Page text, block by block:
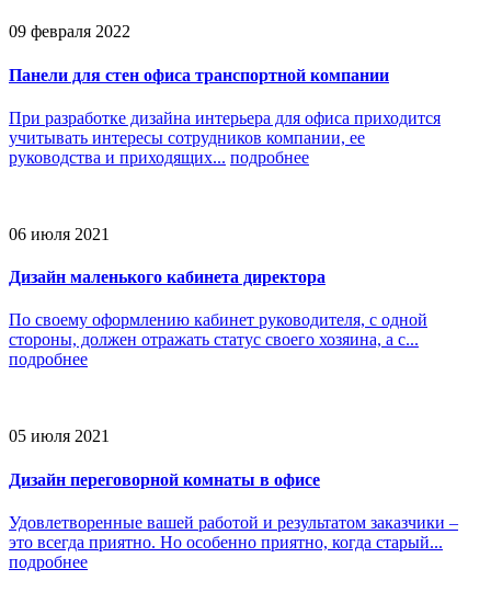
09 февраля 2022
Панели для стен офиса транспортной компании
При разработке дизайна интерьера для офиса приходится
учитывать интересы сотрудников компании, ее
руководства и приходящих... подробнее
06 июля 2021
Дизайн маленького кабинета директора
По своему оформлению кабинет руководителя, с одной
стороны, должен отражать статус своего хозяина, а с...
подробнее
05 июля 2021
Дизайн переговорной комнаты в офисе
Удовлетворенные вашей работой и результатом заказчики –
это всегда приятно. Но особенно приятно, когда старый...
подробнее